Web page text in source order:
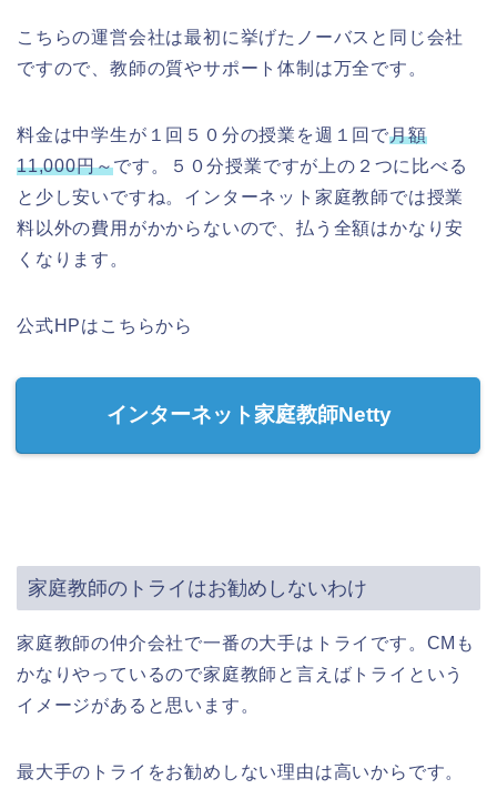
こちらの運営会社は最初に挙げたノーバスと同じ会社
ですので、教師の質やサポート体制は万全です。
料金は中学生が１回５０分の授業を週１回で月額
11,000円～です。５０分授業ですが上の２つに比べる
と少し安いですね。インターネット家庭教師では授業
料以外の費用がかからないので、払う全額はかなり安
くなります。
公式HPはこちらから
インターネット家庭教師Netty
家庭教師のトライはお勧めしないわけ
家庭教師の仲介会社で一番の大手はトライです。CMも
かなりやっているので家庭教師と言えばトライという
イメージがあると思います。
最大手のトライをお勧めしない理由は高いからです。